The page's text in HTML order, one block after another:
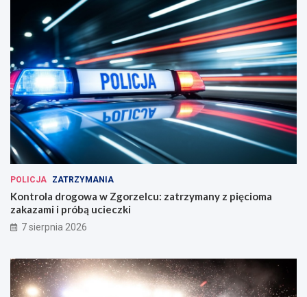
POLICJA ZATRZYMANIA
Kontrola drogowa w Zgorzelcu: zatrzymany z pięcioma
zakazami i próbą ucieczki
7 sierpnia 2026